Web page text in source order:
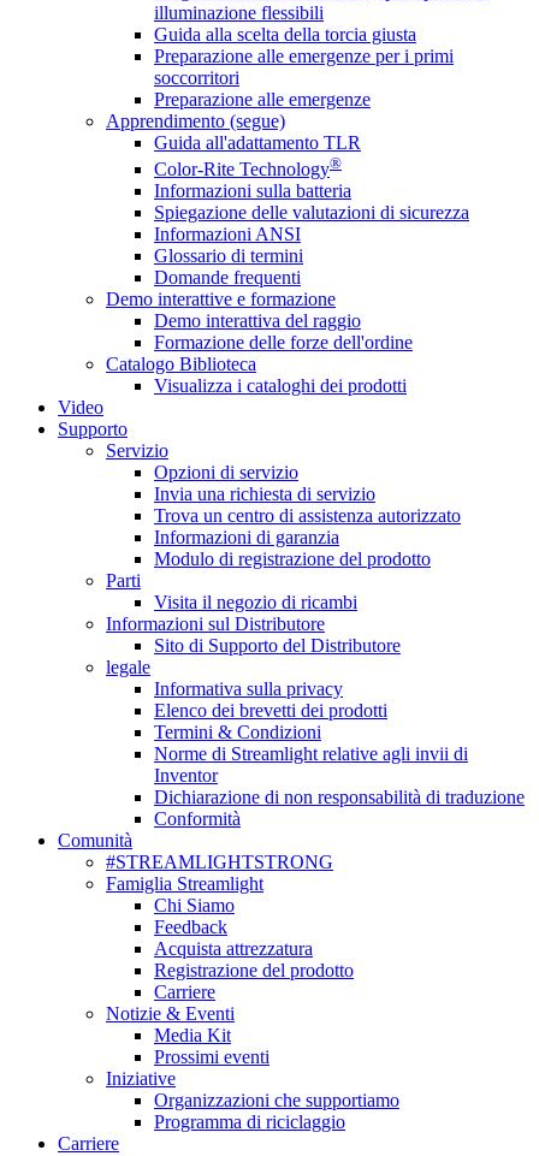
illuminazione flessibili
Guida alla scelta della torcia giusta
Preparazione alle emergenze per i primi
soccorritori
Preparazione alle emergenze
Apprendimento (segue)
Guida all'adattamento TLR
Color-Rite Technology®
Informazioni sulla batteria
Spiegazione delle valutazioni di sicurezza
Informazioni ANSI
Glossario di termini
Domande frequenti
Demo interattive e formazione
Demo interattiva del raggio
Formazione delle forze dell'ordine
Catalogo Biblioteca
Visualizza i cataloghi dei prodotti
Video
Supporto
Servizio
Opzioni di servizio
Invia una richiesta di servizio
Trova un centro di assistenza autorizzato
Informazioni di garanzia
Modulo di registrazione del prodotto
Parti
Visita il negozio di ricambi
Informazioni sul Distributore
Sito di Supporto del Distributore
legale
Informativa sulla privacy
Elenco dei brevetti dei prodotti
Termini & Condizioni
Norme di Streamlight relative agli invii di
Inventor
Dichiarazione di non responsabilità di traduzione
Conformità
Comunità
#STREAMLIGHTSTRONG
Famiglia Streamlight
Chi Siamo
Feedback
Acquista attrezzatura
Registrazione del prodotto
Carriere
Notizie & Eventi
Media Kit
Prossimi eventi
Iniziative
Organizzazioni che supportiamo
Programma di riciclaggio
Carriere